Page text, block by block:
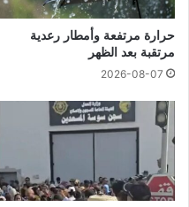
حرارة مرتفعة وأمطار رعدية
مرتقبة بعد الظهر
2026-08-07